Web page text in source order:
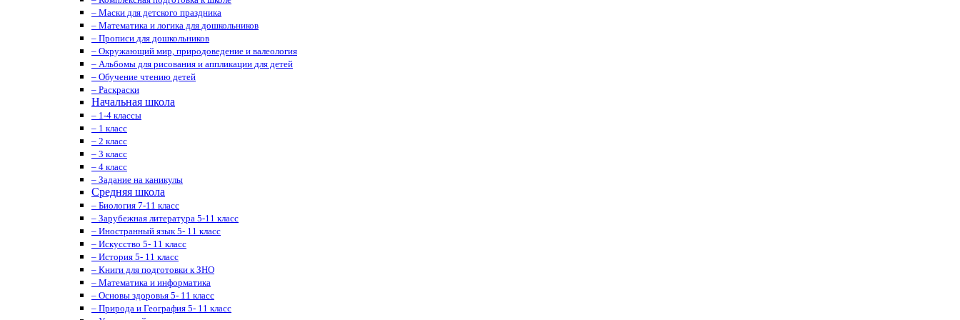
– Маски для детского праздника
– Математика и логика для дошкольников
– Прописи для дошкольников
– Окружающий мир, природоведение и валеология
– Альбомы для рисования и аппликации для детей
– Обучение чтению детей
– Раскраски
Начальная школа
– 1-4 классы
– 1 класс
– 2 класс
– 3 класс
– 4 класс
– Задание на каникулы
Средняя школа
– Биология 7-11 класс
– Зарубежная литература 5-11 класс
– Иностранный язык 5- 11 класс
– Искусство 5- 11 класс
– История 5- 11 класс
– Книги для подготовки к ЗНО
– Математика и информатика
– Основы здоровья 5- 11 класс
– Природа и География 5- 11 класс